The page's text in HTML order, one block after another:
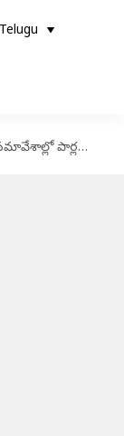
Telugu
విద్యుత్‌ సవరణ బిల్లు